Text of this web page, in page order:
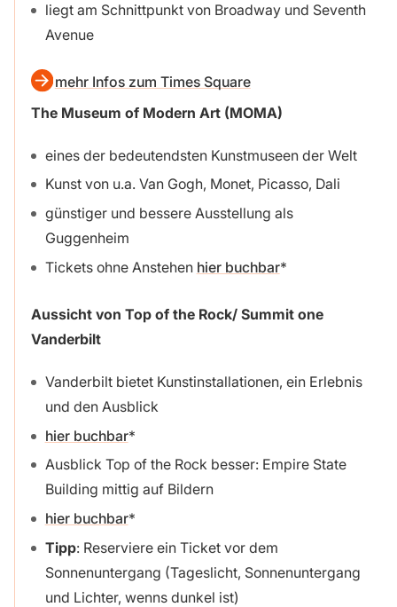
liegt am Schnittpunkt von Broadway und Seventh
Avenue
mehr Infos zum Times Square
The Museum of Modern Art (MOMA)
eines der bedeutendsten Kunstmuseen der Welt
Kunst von u.a. Van Gogh, Monet, Picasso, Dali
günstiger und bessere Ausstellung als
Guggenheim
Tickets ohne Anstehen hier buchbar
Aussicht von Top of the Rock/ Summit one
Vanderbilt
Vanderbilt bietet Kunstinstallationen, ein Erlebnis
und den Ausblick
hier buchbar
Ausblick Top of the Rock besser: Empire State
Building mittig auf Bildern
hier buchbar
Tipp: Reserviere ein Ticket vor dem
Sonnenuntergang (Tageslicht, Sonnenuntergang
und Lichter, wenns dunkel ist)